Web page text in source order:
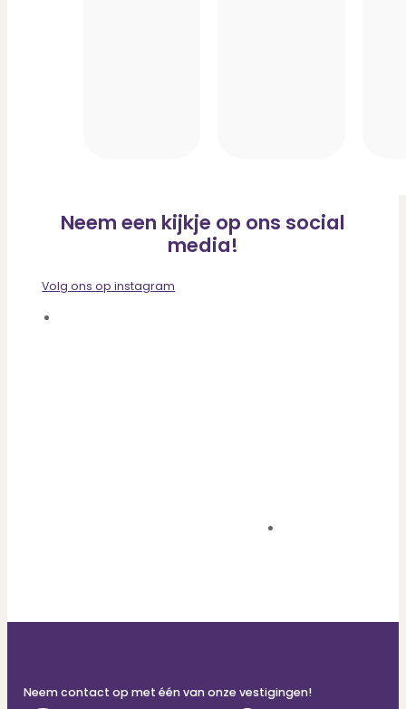
Neem een kijkje op ons social
media!
Volg ons op instagram
Neem contact op met één van onze vestigingen!